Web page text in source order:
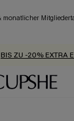
monatlicher
BIS ZU -20% EXTRA
VERSAND AB 89 €